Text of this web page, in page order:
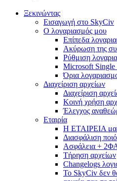
Ξεκινώντας
Εισαγωγή στο SkyCiv
Ο λογαριασμός μου
Επίπεδα
Ακύρωση της
Ρύθμιση
Microsoft
Όρια
Διαχείριση αρχείων
Διαχείριση
Κοινή χρήση
Έλεγχος
Εταιρία
Η ΕΤΑΙΡΕΙΑ
Διασφάλιση
Ασφάλεια +
Τήρηση αρχείων
Changelogs
Το SkyCiv δεν